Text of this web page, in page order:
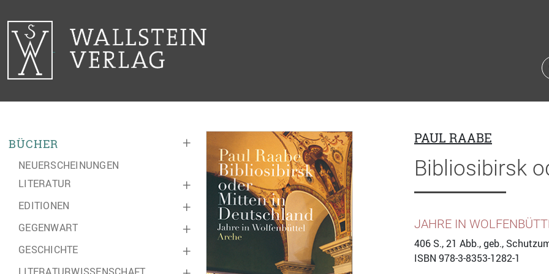
+
BÜCHER
NEUERSCHEINUNGEN
+
LITERATUR
+
EDITIONEN
+
GEGENWART
+
GESCHICHTE
PAUL RAABE
Bibliosibirsk
JAHRE IN
406 S., 21 Abb., geb.,
ISBN 978-3-8353-1282-1